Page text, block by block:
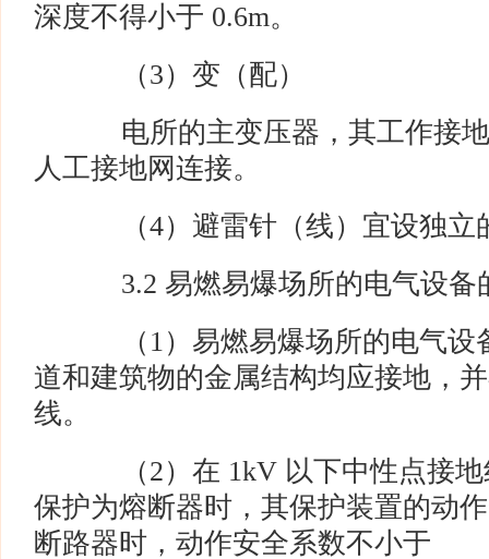
深度不得小于 0.6m。
（3）变（配）
电所的主变压器，其工作接地
人工接地网连接。
（4）避雷针（线）宜设独立
3.2 易燃易爆场所的电气设备
（1）易燃易爆场所的电气设
道和建筑物的金属结构均应接地，
线。
（2）在 1kV 以下中性点接地
保护为熔断器时，其保护装置的动
断路器时，动作安全系数不小于